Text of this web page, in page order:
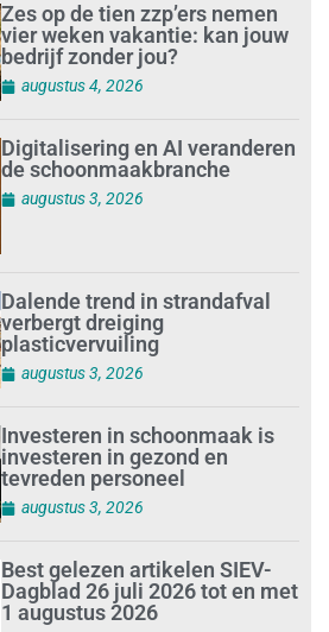
Zes op de tien zzp’ers nemen
vier weken vakantie: kan jouw
bedrijf zonder jou?
augustus 4, 2026
Digitalisering en AI veranderen
de schoonmaakbranche
augustus 3, 2026
Dalende trend in strandafval
verbergt dreiging
plasticvervuiling
augustus 3, 2026
Investeren in schoonmaak is
investeren in gezond en
tevreden personeel
augustus 3, 2026
Best gelezen artikelen SIEV-
Dagblad 26 juli 2026 tot en met
1 augustus 2026